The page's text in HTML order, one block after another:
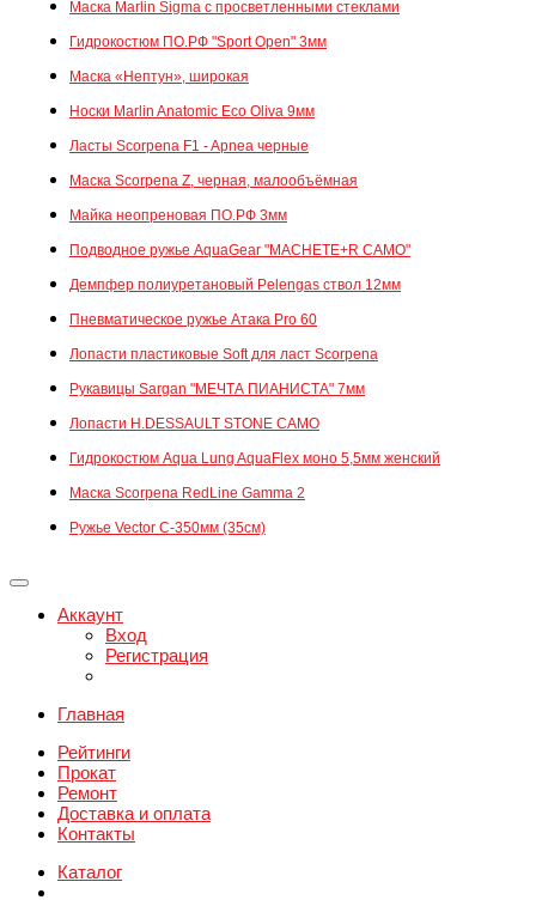
Маска Marlin Sigma с просветленными стеклами
Гидрокостюм ПО.РФ "Sport Open" 3мм
Маска «Нептун», широкая
Носки Marlin Anatomic Eco Oliva 9мм
Ласты Scorpena F1 - Apnea черные
Маска Scorpena Z, черная, малообъёмная
Майка неопреновая ПО.РФ 3мм
Подводное ружье AquaGear "MACHETE+R CAMO"
Демпфер полиуретановый Pelengas ствол 12мм
Пневматическое ружье Атака Pro 60
Лопасти пластиковые Soft для ласт Scorpena
Рукавицы Sargan "МЕЧТА ПИАНИСТА" 7мм
Лопасти H.DESSAULT STONE CAMO
Гидрокостюм Aqua Lung AquaFlex моно 5,5мм женский
Маска Scorpena RedLine Gamma 2
Ружье Vector C-350мм (35см)
Аккаунт
Вход
Регистрация
Главная
Рейтинги
Прокат
Ремонт
Доставка и оплата
Контакты
Каталог